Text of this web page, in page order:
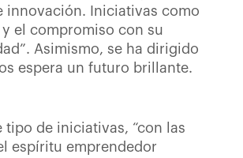
innovación. Iniciativas como
el compromiso con su
Asimismo, se ha dirigido
espera un futuro brillante.
de iniciativas, “con las
espíritu emprendedor